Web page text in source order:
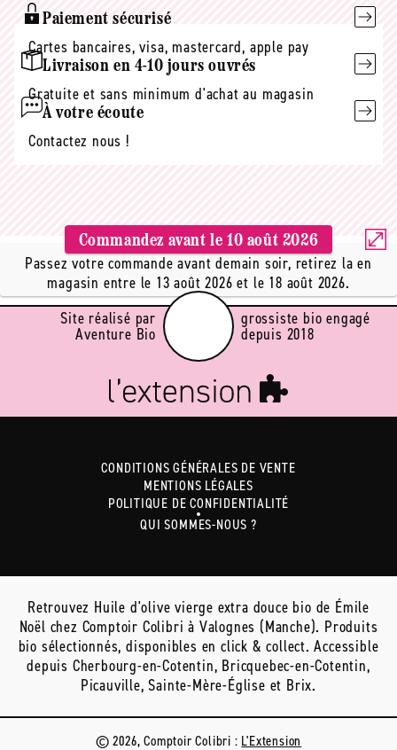
Paiement sécurisé
Cartes bancaires, visa, mastercard, apple pay
Livraison en 4-10 jours ouvrés
Gratuite et sans minimum d'achat au magasin
À votre écoute
Contactez nous !
Commandez avant le10 août 2026
Passez votre commande avant demain soir, retirez la en
magasin entre le 13 août 2026 et le 18 août 2026.
Site réalisé par
Aventure Bio
grossiste bio engagé
depuis 2018
CONDITIONS GÉNÉRALES DE VENTE
MENTIONS LÉGALES
POLITIQUE DE CONFIDENTIALITÉ
QUI SOMMES-NOUS ?
Retrouvez Huile d'olive vierge extra douce bio de Émile
Noël chez Comptoir Colibri à Valognes (Manche). Produits
bio sélectionnés, disponibles en click & collect. Accessible
depuis Cherbourg-en-Cotentin, Bricquebec-en-Cotentin,
Picauville, Sainte-Mère-Église et Brix.
© 2026, Comptoir Colibri : L'Extension